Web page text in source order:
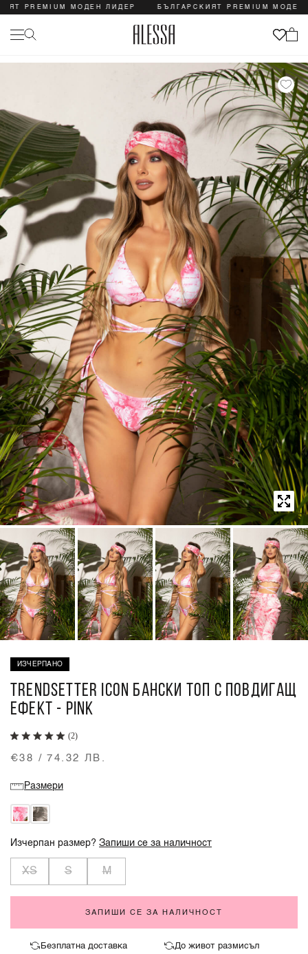
PREMIUM МОДЕН ЛИДЕР БЪЛГАРСКИЯТ PREMIUM МОДЕН
ИЗЧЕРПАНО
TRENDSETTER ICON БАНСКИ ТОП С ПОВДИГАЩ
ЕФЕКТ - PINK
(2)
€38 / 74.32 ЛВ.
Размери
Изчерпан размер?Запиши се за наличност
XS S M
ЗАПИШИ СЕ ЗА НАЛИЧНОСТ
Безплатна доставка До живот размисъл